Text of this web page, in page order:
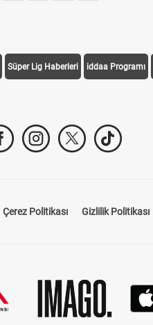
Süper Lig Haberleri iddaa Programı
Çerez Politikası Gizlilik Politikası